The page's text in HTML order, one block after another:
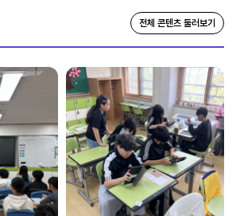
전체 콘텐츠 둘러보기